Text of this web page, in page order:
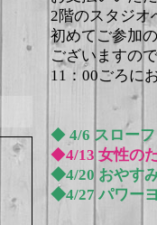
2階のスタジオ
初めてご参加
ございますので
11：00ごろに
◆ 4/6 スロー
◆4/13 女性の
◆4/20 おやす
◆4/27 パワー